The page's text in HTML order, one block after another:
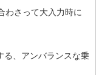
わさって大入力時に
る、アンバランスな乗